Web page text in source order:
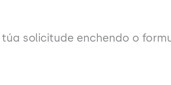
túa solicitude enchendo o